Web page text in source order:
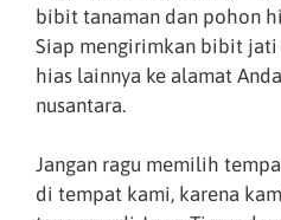
bibit tanaman dan pohon
Siap mengirimkan bibit jati
hias lainnya ke alamat
nusantara.
Jangan ragu memilih
di tempat kami, karena